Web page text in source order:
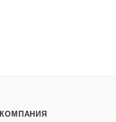
КОМПАНИЯ